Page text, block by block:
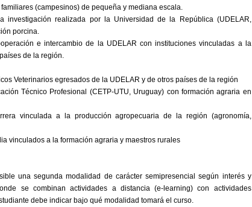
(campesinos) de pequeña y mediana escala.
investigación realizada por la Universidad de la República (UDELAR,
porcina.
e intercambio de la UDELAR con instituciones vinculadas a la
de la región.
Veterinarios egresados de la UDELAR y de otros países de la región
Técnico Profesional (CETP-UTU, Uruguay) con formación agraria en
vinculada a la producción agropecuaria de la región (agronomía,
vinculados a la formación agraria y maestros rurales
una segunda modalidad de carácter semipresencial según interés y
se combinan actividades a distancia (e-learning) con actividades
debe indicar bajo qué modalidad tomará el curso.